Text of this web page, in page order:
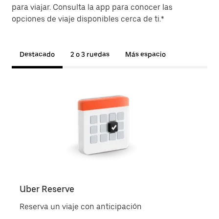
para viajar. Consulta la app para conocer las
opciones de viaje disponibles cerca de ti.*
Destacado 2 o 3 ruedas Más espacio
Uber Reserve
Reserva un viaje con anticipación